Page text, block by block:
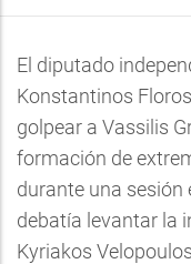
El diputado
Konstantinos
golpear a Vassilis
formación de
durante una sesión
debatía levantar la
Kyriakos